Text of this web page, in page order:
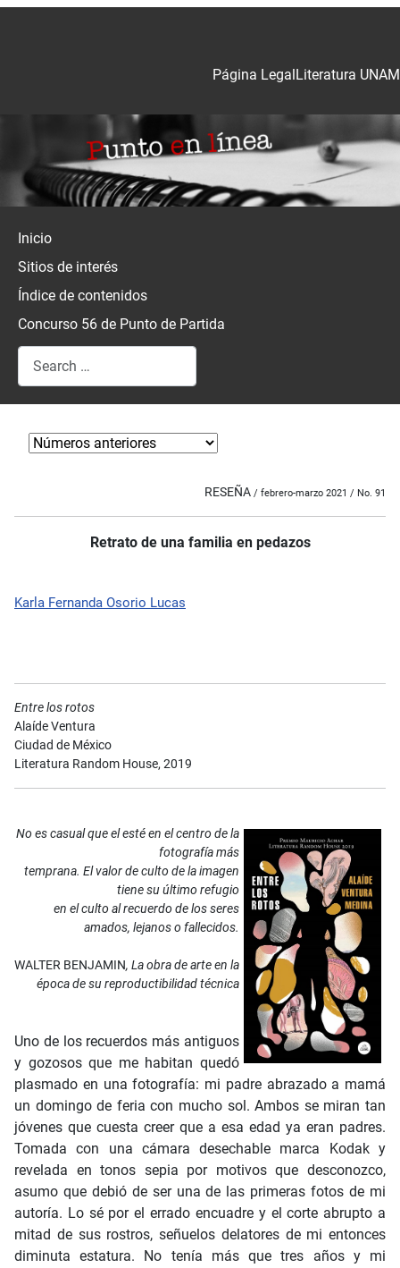
Literatura UNAM
Página Legal
Inicio
Sitios de interés
Índice de contenidos
Concurso 56 de Punto de Partida
Search
RESEÑA / febrero-marzo 2021 / No. 91
Retrato de una familia en pedazos
Karla Fernanda Osorio Lucas
Entre los rotos
Alaíde Ventura
Ciudad de México
Literatura Random House, 2019
No es casual que elesté en el centro de la
fotografíamás
temprana. El valor de culto de la imagen
tiene su último refugio
en el culto al recuerdo de los seres
amados, lejanos o fallecidos.
WALTER BENJAMIN, La obra de arte en la
época de su reproductibilidad técnica
Uno de los recuerdos más antiguos
y gozosos que me habitan quedó
plasmado en una fotografía: mi padre abrazado a mamá
un domingo de feria con mucho sol. Ambos se miran tan
jóvenes que cuesta creer que a esa edad ya eran padres.
Tomada con una cámara desechable marca Kodak y
revelada en tonos sepia por motivos que desconozco,
asumo que debió de ser una de las primeras fotos de mi
autoría. Lo sé por el errado encuadre y el corte abrupto a
mitad de sus rostros, señuelos delatores de mi entonces
diminuta estatura. No tenía más que tres años y mi